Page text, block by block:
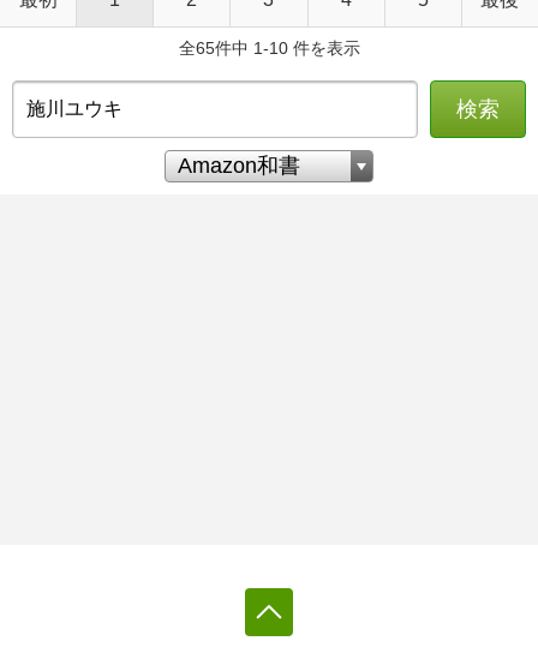
全65件中 1-10 件を表示
検索